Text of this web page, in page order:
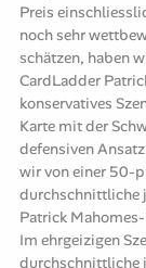
Preis
noch sehr
schätzen, haben
CardLadder
konservatives
Karte mit der
defensiven
wir von einer 50-
durchschnittliche
Patrick
Im ehrgeizigen
durchschnittliche